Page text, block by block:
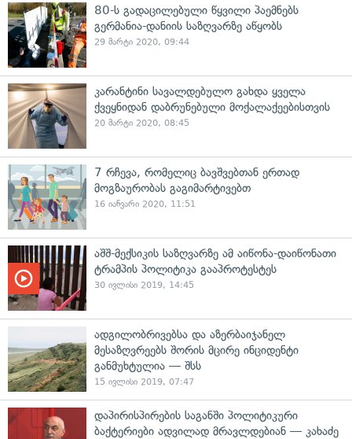
80-ს გადაცილებული წყვილი პაემნებს
გერმანია-დანიის საზღვარზე აწყობს
29 მარტი 2020, 09:44
კარანტინი სავალდებულო გახდა ყველა
ქვეყნიდან დაბრუნებული მოქალაქეებისთვის
20 მარტი 2020, 08:45
7 რჩევა, რომელიც ბავშვებთან ერთად
მოგზაურობას გაგიმარტივებთ
16 იანვარი 2020, 11:51
აშშ-მექსიკის საზღვარზე ამ აიწონა-დაიწონათი
ტრამპის პოლიტიკა გააპროტესტეს
30 ივლისი 2019, 14:45
ადგილობრივებსა და აზერბაიჯანელ
მესაზღვრეებს შორის მცირე ინციდენტი
განმუხტულია — შსს
15 ივლისი 2019, 07:47
დაპირისპირების საგანში პოლიტიკური
ბაქტერიები ადვილად მრავლდებიან — კახაძე